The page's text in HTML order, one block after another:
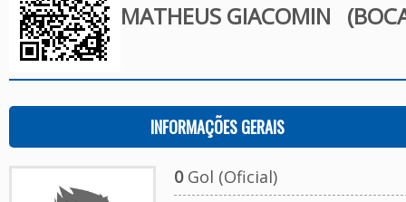
MATHEUS GIACOMIN
INFORMAÇÕES GERAIS
0Gol (Oficial)